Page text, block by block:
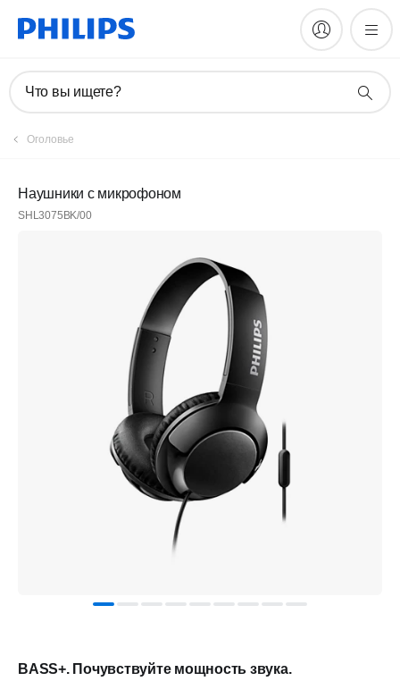
Что вы ищете?
Оголовье
Наушники с микрофоном
SHL3075BK/00
BASS+. Почувствуйте мощность звука.